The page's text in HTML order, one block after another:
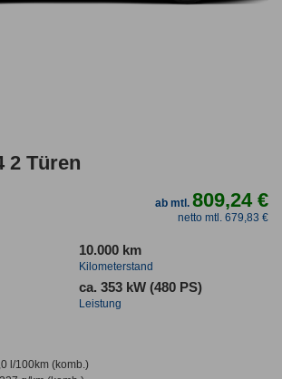
2 Türen
ab mtl.809,24 €
netto mtl. 679,83 €
10.000 km
Kilometerstand
ca. 353 kW (480 PS)
Leistung
l/100km(komb.)